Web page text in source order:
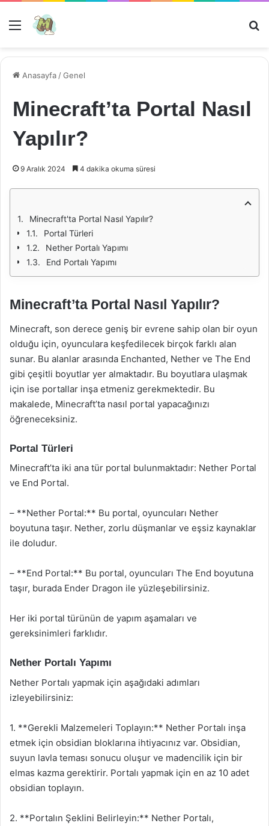
Menü
Anasayfa /Genel
Minecraft’ta Portal Nasıl
Yapılır?
9 Aralık 2024 4 dakika okuma süresi
Minecraft'ta Portal Nasıl Yapılır?
Portal Türleri
Nether Portalı Yapımı
End Portalı Yapımı
Minecraft’ta Portal Nasıl Yapılır?
Minecraft, son derece geniş bir evrene sahip olan bir oyun
olduğu için, oyunculara keşfedilecek birçok farklı alan
sunar. Bu alanlar arasında Enchanted, Nether ve The End
gibi çeşitli boyutlar yer almaktadır. Bu boyutlara ulaşmak
için ise portallar inşa etmeniz gerekmektedir. Bu
makalede, Minecraft’ta nasıl portal yapacağınızı
öğreneceksiniz.
Portal Türleri
Minecraft’ta iki ana tür portal bulunmaktadır: Nether Portal
ve End Portal.
– **Nether Portal:** Bu portal, oyuncuları Nether
boyutuna taşır. Nether, zorlu düşmanlar ve eşsiz kaynaklar
ile doludur.
– **End Portal:** Bu portal, oyuncuları The End boyutuna
taşır, burada Ender Dragon ile yüzleşebilirsiniz.
Her iki portal türünün de yapım aşamaları ve
gereksinimleri farklıdır.
Nether Portalı Yapımı
Nether Portalı yapmak için aşağıdaki adımları
izleyebilirsiniz:
1. **Gerekli Malzemeleri Toplayın:** Nether Portalı inşa
etmek için obsidian bloklarına ihtiyacınız var. Obsidian,
suyun lavla teması sonucu oluşur ve madencilik için bir
elmas kazma gerektirir. Portalı yapmak için en az 10 adet
obsidian toplayın.
2. **Portalın Şeklini Belirleyin:** Nether Portalı,